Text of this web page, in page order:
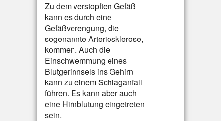
Zu dem verstopften Gefäß
kann es durch eine
Gefäßverengung, die
sogenannte Arteriosklerose,
kommen. Auch die
Einschwemmung eines
Blutgerinnsels ins Gehirn
kann zu einem Schlaganfall
führen. Es kann aber auch
eine Hirnblutung eingetreten
sein.